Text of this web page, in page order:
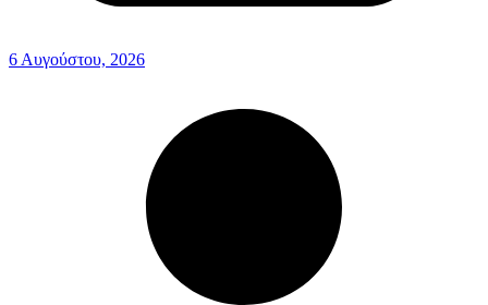
6 Αυγούστου, 2026